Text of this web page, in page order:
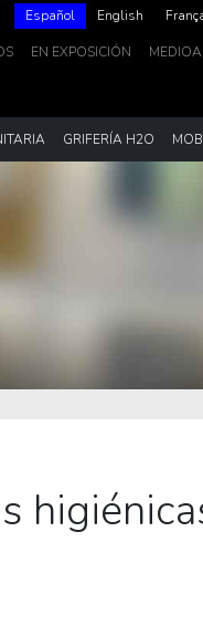
Español English
EN EXPOSICIÓN
GRIFERÍA H2O